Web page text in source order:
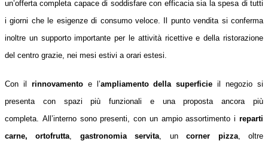
un’offerta completa capace di soddisfare con efficacia sia la spesa di tutti
i giorni che le esigenze di consumo veloce. Il punto vendita si conferma
inoltre un supporto importante per le attività ricettive e della ristorazione
del centro grazie, nei mesi estivi a orari estesi.
Con il rinnovamentoe l’ampliamento della superficieil negozio si
presenta con spazi più funzionali e una proposta ancora più
completa. All’interno sono presenti, con un ampio assortimento ireparti
carne, ortofrutta
gastronomia servita , uncorner pizza, oltre